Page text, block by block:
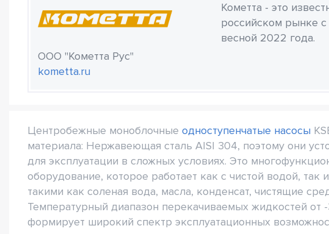
ООО "Кометта Рус"
kometta.ru
Кометта - это
российском рынке
весной 2022 года.
Центробежные моноблочные одноступенчатые насосы
материала: Нержавеющая сталь AISI 304, поэтому они
для эксплуатации в сложных условиях. Это
оборудование, которое работает как с чистой водой,
такими как соленая вода, масла, конденсат, чистящие
Температурный диапазон перекачиваемых жидкостей от
формирует широкий спектр эксплуатационных